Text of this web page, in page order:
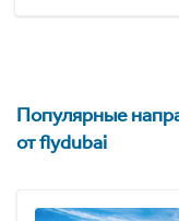
Популярные
от flydubai